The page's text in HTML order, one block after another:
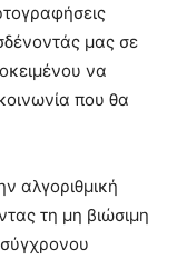
μας σε
να
που θα
αλγοριθμική
τη μη βιώσιμη